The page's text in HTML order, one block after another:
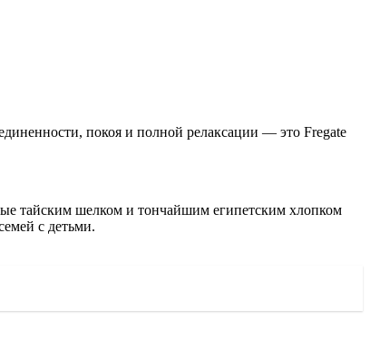
покоя и полной релаксации — это Fregate
тайским шелком и тончайшим египетским хлопком
с детьми.